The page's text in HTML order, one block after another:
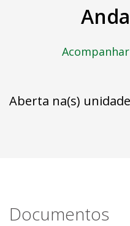
Aberta na(s)
Documentos